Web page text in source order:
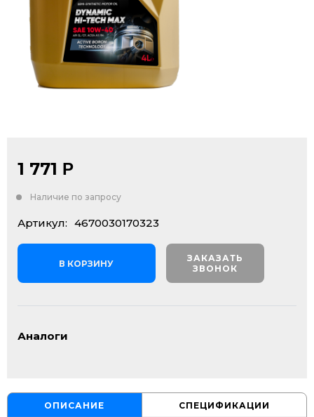
1 771 Р
Наличие по запросу
Артикул: 4670030170323
В КОРЗИНУ
ЗАКАЗАТЬ
ЗВОНОК
Аналоги
ОПИСАНИЕ СПЕЦИФИКАЦИИ